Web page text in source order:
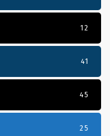
12
41
45
25